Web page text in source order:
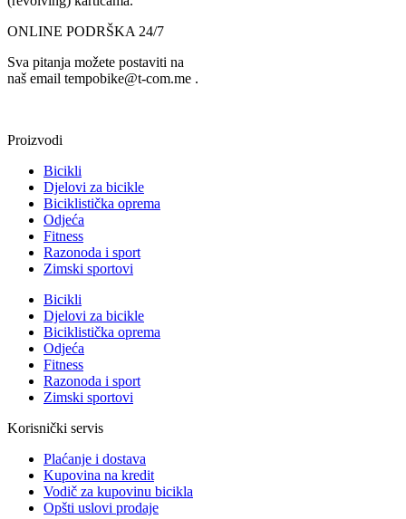
ONLINE PODRŠKA 24/7
Sva pitanja možete postaviti na
naš email tempobike@t-com.me .
Proizvodi
Bicikli
Djelovi za bicikle
Biciklistička oprema
Odjeća
Fitness
Razonoda i sport
Zimski sportovi
Bicikli
Djelovi za bicikle
Biciklistička oprema
Odjeća
Fitness
Razonoda i sport
Zimski sportovi
Korisnički servis
Plaćanje i dostava
Kupovina na kredit
Vodič za kupovinu bicikla
Opšti uslovi prodaje